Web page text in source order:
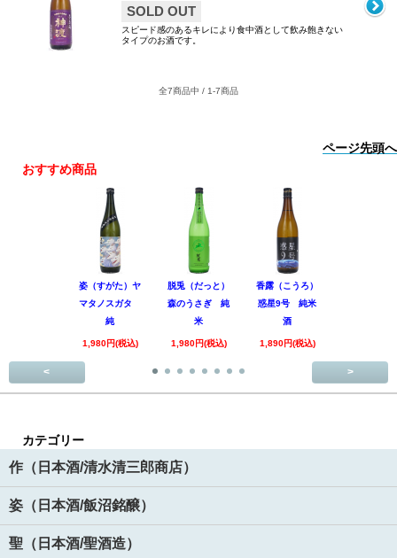
SOLD OUT
スピード感のあるキレにより食中酒として飲み飽きない
タイプのお酒です。
全7商品中 / 1-7商品
ページ先頭へ
おすすめ商品
姿（すがた）ヤ
マタノスガタ
純
1,980円(税込)
脱兎（だっと）
森のうさぎ 純
米
1,980円(税込)
香露（こうろ）
惑星9号 純米
酒
1,890円(税込)
< >
カテゴリー
作（日本酒/清水清三郎商店）
姿（日本酒/飯沼銘醸）
聖（日本酒/聖酒造）